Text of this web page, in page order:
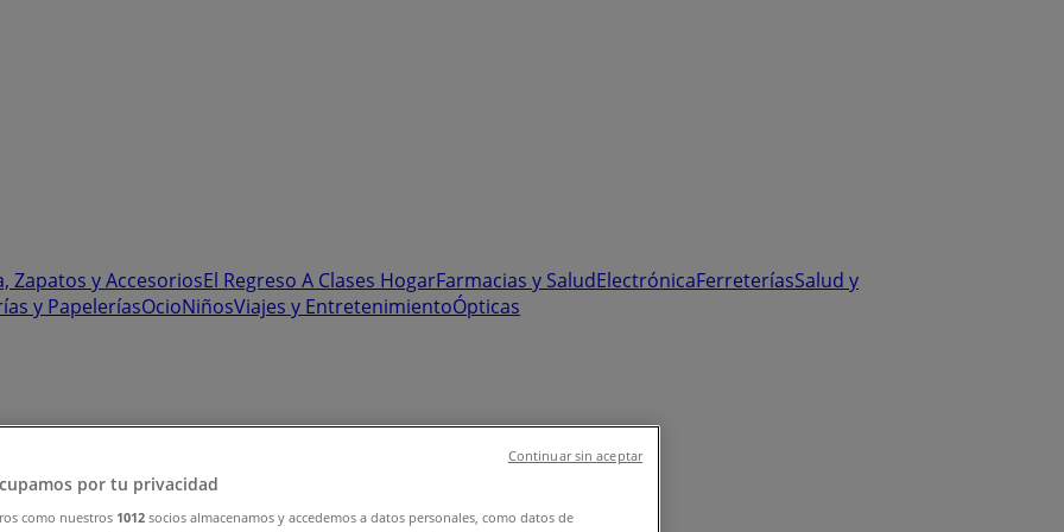
Zapatos y AccesoriosEl Regreso A Clases HogarFarmacias y SaludElectrónicaFerreteríasSalud y
y PapeleríasOcioNiñosViajes y EntretenimientoÓpticas
y Descuentos (0)
por tu privacidad
como nuestros 1012 socios almacenamos y accedemos a datos personales, como datos de
Continuar sin aceptar